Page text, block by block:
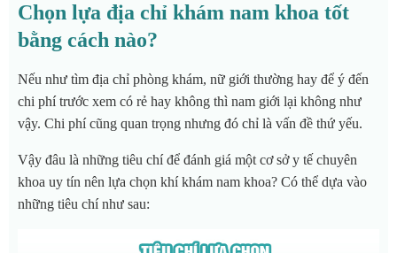
Chọn lựa địa chỉ khám nam khoa tốt
bằng cách nào?
Nếu như tìm địa chỉ phòng khám, nữ giới thường hay để ý đến
chi phí trước xem có rẻ hay không thì nam giới lại không như
vậy. Chi phí cũng quan trọng nhưng đó chỉ là vấn đề thứ yếu.
Vậy đâu là những tiêu chí để đánh giá một cơ sở y tế chuyên
khoa uy tín nên lựa chọn khí khám nam khoa? Có thể dựa vào
những tiêu chí như sau: